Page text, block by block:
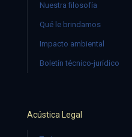
Nuestra filosofía
Qué le brindamos
Impacto ambiental
Boletín técnico-jurídico
Acústica Legal